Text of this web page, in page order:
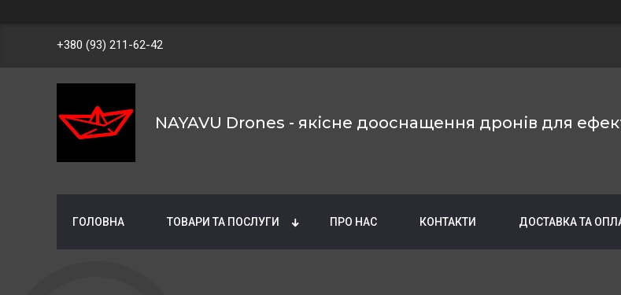
+380 (93) 211-62-42
NAYAVU Drones - якісне дооснащення дронів для
ГОЛОВНА ТОВАРИ ТА ПОСЛУГИ ПРО НАС КОНТАКТИ ДОСТАВКА ТА